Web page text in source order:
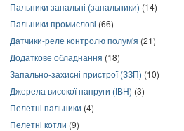
Пальники запальні (запальники) (14)
Пальники промислові (66)
Датчики-реле контролю полум'я (21)
Додаткове обладнання (18)
Запально-захисні пристрої (ЗЗП) (10)
Джерела високої напруги (ІВН) (3)
Пелетні пальники (4)
Пелетні котли (9)